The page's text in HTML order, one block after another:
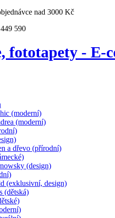
nad 3000 Kč
590
fototapety - E-
(moderní)
(moderní)
a dřevo (přírodní)
(design)
(exklusivní, design)
(dětská)